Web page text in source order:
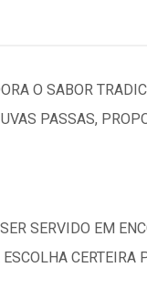
O SABOR
PASSAS,
SERVIDO EM
CERTEIRA